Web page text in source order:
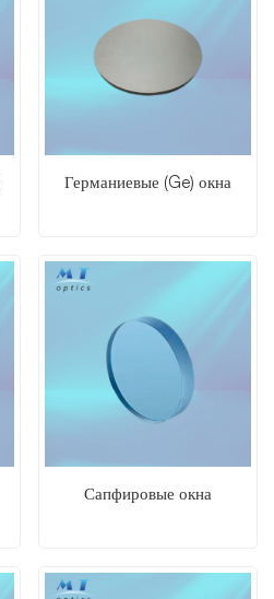
Германиевые (Ge) окна
Сапфировые окна